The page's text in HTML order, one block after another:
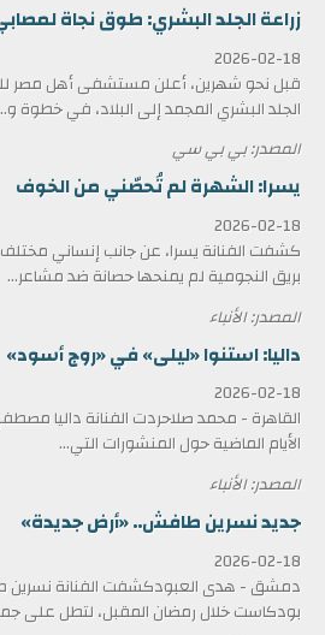
زراعة الجلد البشري: طوق نجاة
2026-02-18
قبل نحو شهرين، أعلن مستشفى أهل مصر
الجلد البشري المجمد إلى البلاد، في خطوة
المصدر: بي بي سي
يسرا: الشهرة لم تُحصّني من الخوف
2026-02-18
كشفت الفنانة يسرا، عن جانب إنساني
بريق النجومية لم يمنحها حصانة ضد مشاعر...
المصدر: الأنباء
داليا: استنوا «ليلى» في «روج أسود»
2026-02-18
القاهرة - محمد صلاحردت الفنانة داليا
الأيام الماضية حول المنشورات التي...
المصدر: الأنباء
جديد نسرين طافش.. «أرض جديدة»
2026-02-18
دمشق - هدى العبودكشفت الفنانة نسرين
بودكاست خلال رمضان المقبل، لتطل على